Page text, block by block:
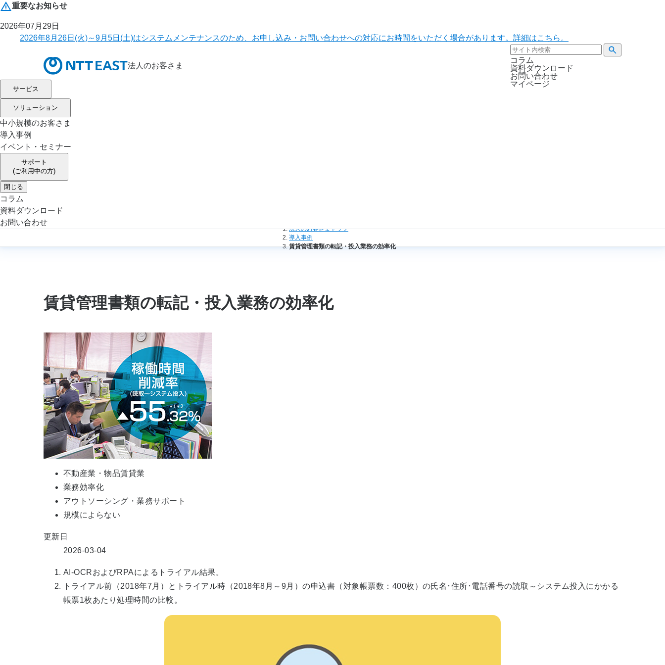
重要なお知らせ
2026年07月29日
2026年8月26日(火)～9月5日(土)はシステムメンテナンスのため、お申し込み・お問い合わせへの対応にお時間をいただく場合があります。詳細はこちら。
法人のお客さま
コラム
資料ダウンロード
お問い合わせ
マイページ
サービス
ソリューション
中小規模のお客さま
導入事例
イベント・セミナー
サポート
(ご利用中の方)
閉じる
コラム
資料ダウンロード
お問い合わせ
法人のお客さまトップ
導入事例
賃貸管理書類の転記・投入業務の効率化
賃貸管理書類の転記・投入業務の効率化
不動産業・物品賃貸業
業務効率化
アウトソーシング・業務サポート
規模によらない
更新日
2026-03-04
AI-OCRおよびRPAによるトライアル結果。
トライアル前（2018年7月）とトライアル時（2018年8月～9月）の申込書（対象帳票数：400枚）の氏名･住所･電話番号の読取～システム投入にかかる
帳票1枚あたり処理時間の比較。